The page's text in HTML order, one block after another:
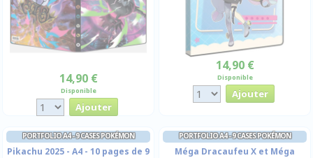
14,90 €
Disponible
14,90 €
Disponible
PORTFOLIO A4 - 9 CASES POKÉMON
Pikachu 2025 - A4 - 10 pages de 9
PORTFOLIO A4 - 9 CASES POKÉMON
Méga Dracaufeu X et Méga